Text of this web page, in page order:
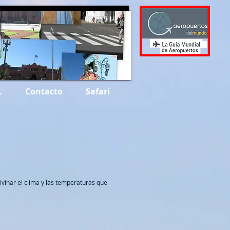
el clima y las temperaturas que
Contacto Safari